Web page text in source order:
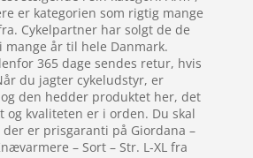
er kategorien som rigtig mange
Cykelpartner har solgt de de
mange år til hele Danmark.
365 dage sendes retur, hvis
du jagter cykeludstyr, er
den hedder produktet her, det
og kvaliteten er i orden. Du skal
der er prisgaranti på Giordana –
– Sort – Str. L-XL fra